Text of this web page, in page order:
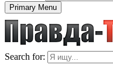
Primary Menu
Search for: